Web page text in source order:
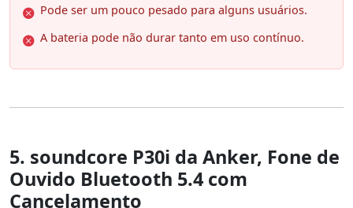
Pode ser um pouco pesado para alguns usuários.
A bateria pode não durar tanto em uso contínuo.
5. soundcore P30i da Anker, Fone de
Ouvido Bluetooth 5.4 com
Cancelamento